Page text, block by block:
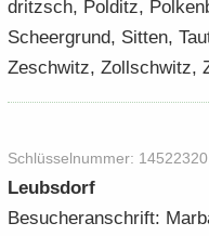
dritzsch, Pol­ditz,
Scheergrund, Sit­ten,
Ze­schwitz, Zoll­schwitz,
Schlüs­sel­num­mer: 14522320
Leubs­dorf
Be­su­cher­an­schrift: